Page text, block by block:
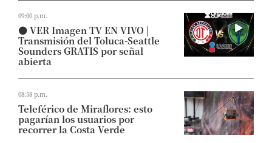
09:00 p.m.
⚫ VER Imagen TV EN VIVO |
Transmisión del Toluca-Seattle
Sounders GRATIS por señal
abierta
08:58 p.m.
Teleférico de Miraflores: esto
pagarían los usuarios por
recorrer la Costa Verde